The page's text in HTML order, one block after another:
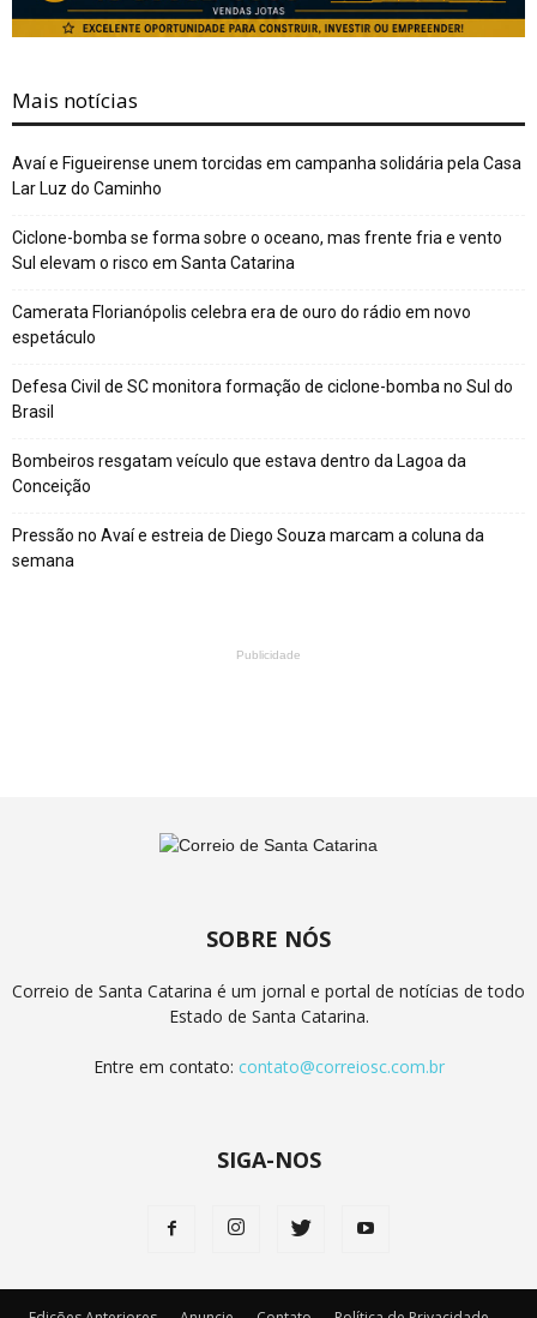
Mais notícias
Avaí e Figueirense unem torcidas em campanha solidária pela Casa
Lar Luz do Caminho
Ciclone-bomba se forma sobre o oceano, mas frente fria e vento
Sul elevam o risco em Santa Catarina
Camerata Florianópolis celebra era de ouro do rádio em novo
espetáculo
Defesa Civil de SC monitora formação de ciclone-bomba no Sul do
Brasil
Bombeiros resgatam veículo que estava dentro da Lagoa da
Conceição
Pressão no Avaí e estreia de Diego Souza marcam a coluna da
semana
Publicidade
SOBRE NÓS
Correio de Santa Catarina é um jornal e portal de notícias de todo
Estado de Santa Catarina.
Entre em contato: contato@correiosc.com.br
SIGA-NOS